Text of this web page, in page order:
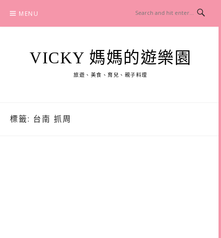
content
MENU
VICKY 媽媽的遊樂園
旅遊、美食、育兒、親子料理
標籤: 台南 抓周